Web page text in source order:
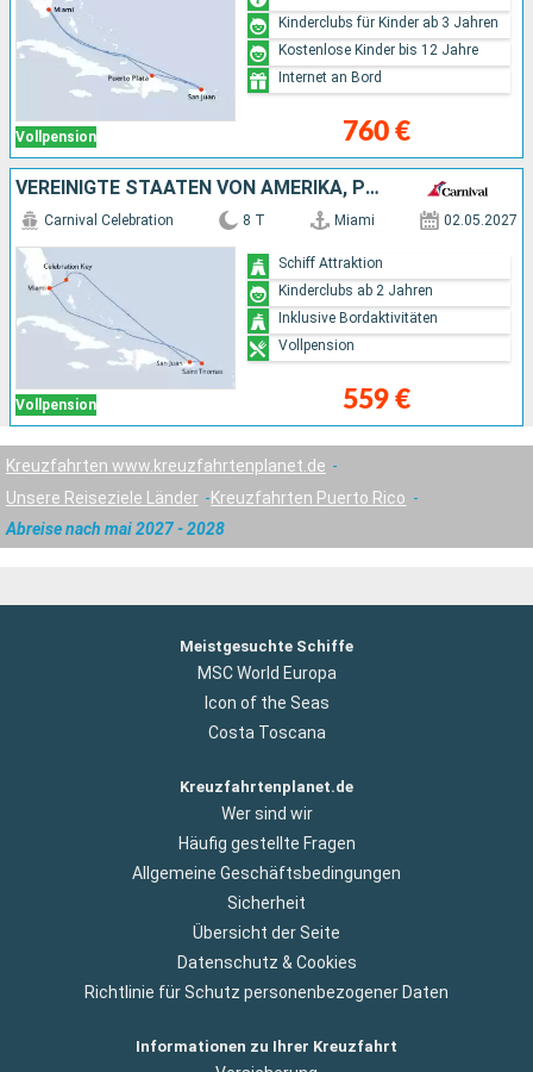
Vollpension 760 €
Kinderclubs für Kinder ab 3 Jahren
Kostenlose Kinder bis 12 Jahre
Internet an Bord
VEREINIGTE STAATEN VON AMERIKA, PUERTO RICO, BAHAMAS
Vollpension
Carnival Celebration 8 T Miami 02.05.2027
559 €
Schiff Attraktion
Kinderclubs ab 2 Jahren
Inklusive Bordaktivitäten
Vollpension
Kreuzfahrten www.kreuzfahrtenplanet.de
Unsere Reiseziele Länder
Kreuzfahrten Puerto Rico
Abreise nach mai 2027 - 2028
Meistgesuchte Schiffe
MSC World Europa
Icon of the Seas
Costa Toscana
Kreuzfahrtenplanet.de
Wer sind wir
Häufig gestellte Fragen
Allgemeine Geschäftsbedingungen
Sicherheit
Übersicht der Seite
Datenschutz & Cookies
Richtlinie für Schutz personenbezogener Daten
Informationen zu Ihrer Kreuzfahrt